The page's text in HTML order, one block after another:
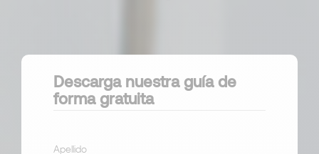
Descarga nuestra guía de
forma gratuita
Apellido